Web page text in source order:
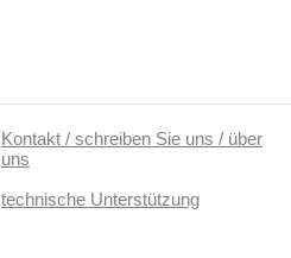
Kontakt / schreiben Sie uns / über
uns
technische Unterstützung